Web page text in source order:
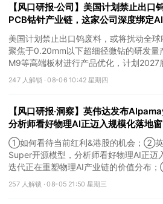
【风口研报·公司】美国计划禁止出口
PCB钴针产业链，这家公司深度绑定
底将月产能提升400%
美国计划禁止出口钨废料，或将扰动全
聚焦于0.20mm以下超细径微钻的研发量
M9等高端板材进行产品优化，计划2027
247 人解锁 ·08-06 10:42 星期四
【风口研报·洞察】英伟达发布
分析师看好物理AI正迈入规模化落地
物理AI产业链的价值分布；如何看待当
①如何看待当前红利&港股的机会；②
Super开源模型，分析师看好物理AI正迈
迭代正在重塑物理AI产业链的价值分布
发布120篇，朗姿股份有望迎来拐点，
天风证券、江航装备获新财富分析师深
257 人解锁 ·08-05 21:50 星期三